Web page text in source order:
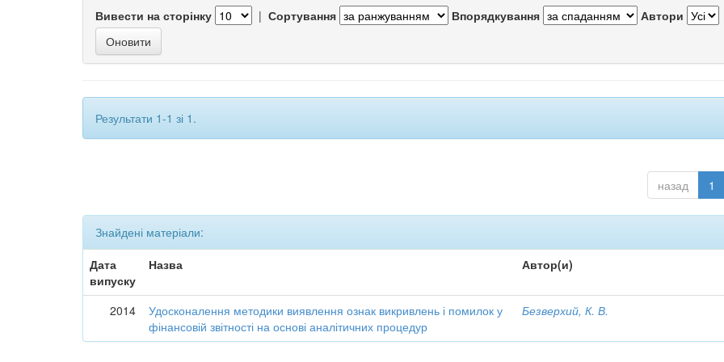
Вивести на сторінку | Сортування Впорядкування Автори
Результати 1-1 зі 1.
назад 1
Знайдені матеріали:
Дата
випуску
Назва Автор(и)
2014
Удосконалення методики виявлення ознак викривлень і помилок у
фінансовій звітності на основі аналітичних процедур
Безверхий, К. В.